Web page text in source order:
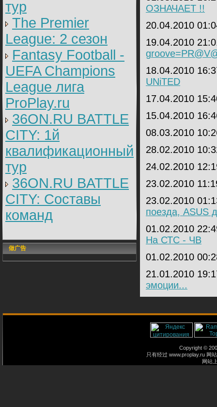
тур
The Premier
League: 2 cезон
Fantasy Football -
UEFA Champions
League лига
ProPlay.ru
36ON.RU BATTLE
CITY: 1й
квалификационный
тур
36ON.RU BATTLE
CITY: Составы
команд
做广告
ОЗНАЧАЕТ !!
20.04.2010
19.04.2010
18.04.2010
UNiTED
17.04.2010
15.04.2010
08.03.2010
28.02.2010
24.02.2010
23.02.2010
23.02.2010
поезда, ASUS
01.02.2010
На СТС - ЧВ
01.02.2010
21.01.2010
эмоции...
Copyright ©
只有经过 www.proplay.ru 网
网站